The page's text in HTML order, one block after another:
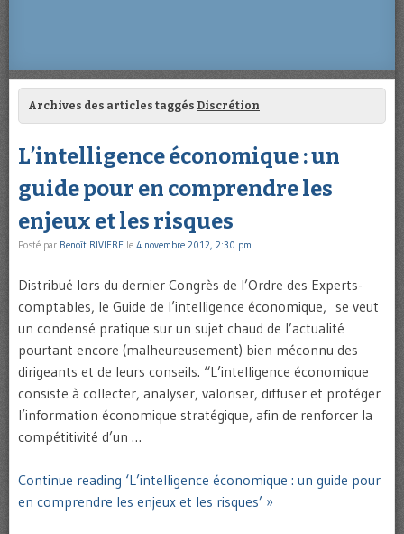
Archives des articles taggés Discrétion
L’intelligence économique : un
guide pour en comprendre les
enjeux et les risques
Posté par Benoît RIVIERE le 4 novembre 2012, 2:30 pm
Distribué lors du dernier Congrès de l’Ordre des Experts-
comptables, le Guide de l’intelligence économique, se veut
un condensé pratique sur un sujet chaud de l’actualité
pourtant encore (malheureusement) bien méconnu des
dirigeants et de leurs conseils. “L’intelligence économique
consiste à collecter, analyser, valoriser, diffuser et protéger
l’information économique stratégique, afin de renforcer la
compétitivité d’un …
Continue reading ‘L’intelligence économique : un guide pour
en comprendre les enjeux et les risques’ »